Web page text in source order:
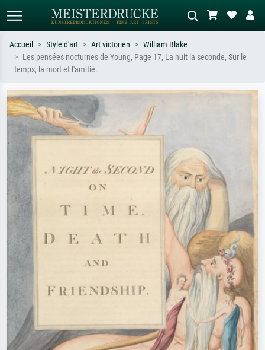
Recherche standard
ex. Monet, Nuit étoilée,
impressionnisme, vague de Hokusai,
nu.
tableau sombre, nu debout près d'un
Accueil Style d'art Art victorien
William Blake
Les pensées nocturnes de Young, Page 17, La nuit la seconde, Sur le
temps, la mort et l'amitié.